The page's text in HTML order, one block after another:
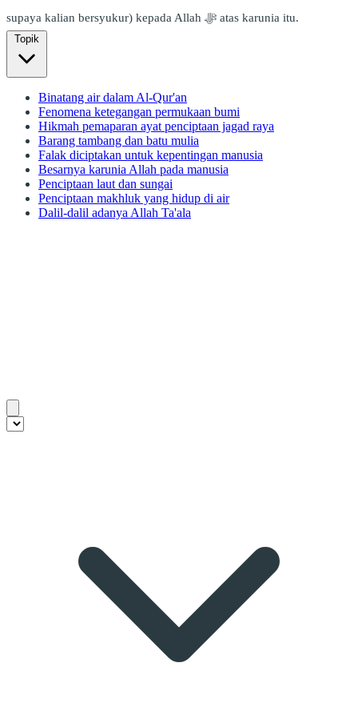
supaya kalian bersyukur) kepada Allah ﷻ atas karunia itu.
Topik
Binatang air dalam Al-Qur'an
Fenomena ketegangan permukaan bumi
Hikmah pemaparan ayat penciptaan jagad raya
Barang tambang dan batu mulia
Falak diciptakan untuk kepentingan manusia
Besarnya karunia Allah pada manusia
Penciptaan laut dan sungai
Penciptaan makhluk yang hidup di air
Dalil-dalil adanya Allah Ta'ala